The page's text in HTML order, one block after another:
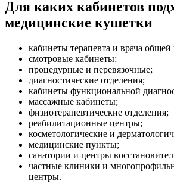
Для каких кабинетов
медицинские кушетки
кабинеты терапевта и врача общей
смотровые кабинеты;
процедурные и перевязочные;
диагностические отделения;
кабинеты функциональной
массажные кабинеты;
физиотерапевтические отделения;
реабилитационные центры;
косметологические и
медицинские пункты;
санатории и центры
частные клиники и
центры.